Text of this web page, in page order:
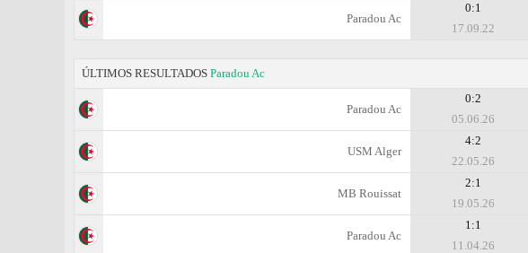
Paradou Ac
0:1
17.09.22
ÚLTIMOS RESULTADOS Paradou Ac
Paradou Ac
0:2
05.06.26
USM Alger
4:2
22.05.26
MB Rouissat
2:1
19.05.26
Paradou Ac
1:1
11.04.26